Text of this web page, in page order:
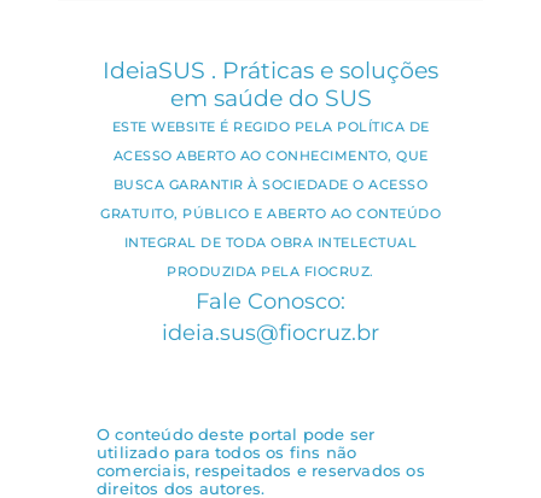
IdeiaSUS . Práticas e soluções
em saúde do SUS
ESTE WEBSITE É REGIDO PELA POLÍTICA DE
ACESSO ABERTO AO CONHECIMENTO, QUE
BUSCA GARANTIR À SOCIEDADE O ACESSO
GRATUITO, PÚBLICO E ABERTO AO CONTEÚDO
INTEGRAL DE TODA OBRA INTELECTUAL
PRODUZIDA PELA FIOCRUZ.
Fale Conosco:
ideia.sus@fiocruz.br
O conteúdo deste portal pode ser
utilizado para todos os fins não
comerciais, respeitados e reservados os
direitos dos autores.